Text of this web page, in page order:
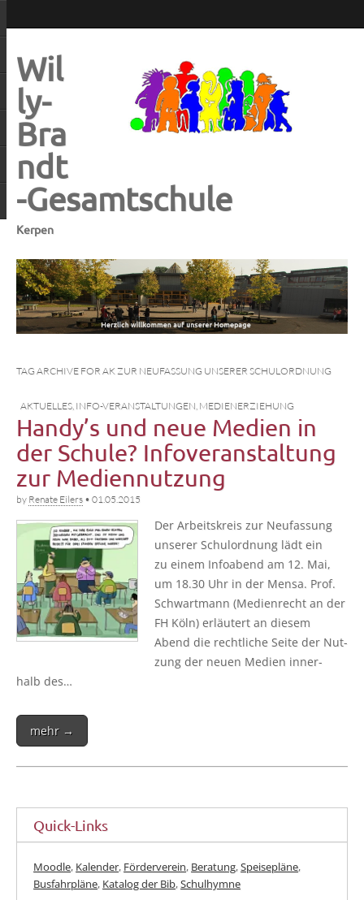
Wil
ly-
Bra
ndt
-Gesamtschule
Kerpen
TAG ARCHIVE FOR AK ZUR NEUFASSUNG UNSERER SCHULORDNUNG
AKTUELLES INFO-VERANSTALTUNGEN MEDIENERZIEHUNG
Handy’s und neue Medien in
der Schule? Infoveranstaltung
zur Mediennutzung
by Renate Eilers • 01.05.2015
Der Arbeits­kreis zur Neu­fas­sung
unse­rer Schul­ord­nung lädt ein
zu einem Info­abend am 12. Mai,
um 18.30 Uhr in der Men­sa. Prof.
Schwart­mann (Medi­en­recht an der
FH Köln) erläu­tert an die­sem
Abend die recht­li­che Sei­te der Nut­
zung der neu­en Medi­en inner­
halb des…
mehr →
Quick-Links
Moodle, Kalender, Förderverein, Beratung,Speisepläne,
Busfahrpläne, Katalog der Bib,Schulhymne